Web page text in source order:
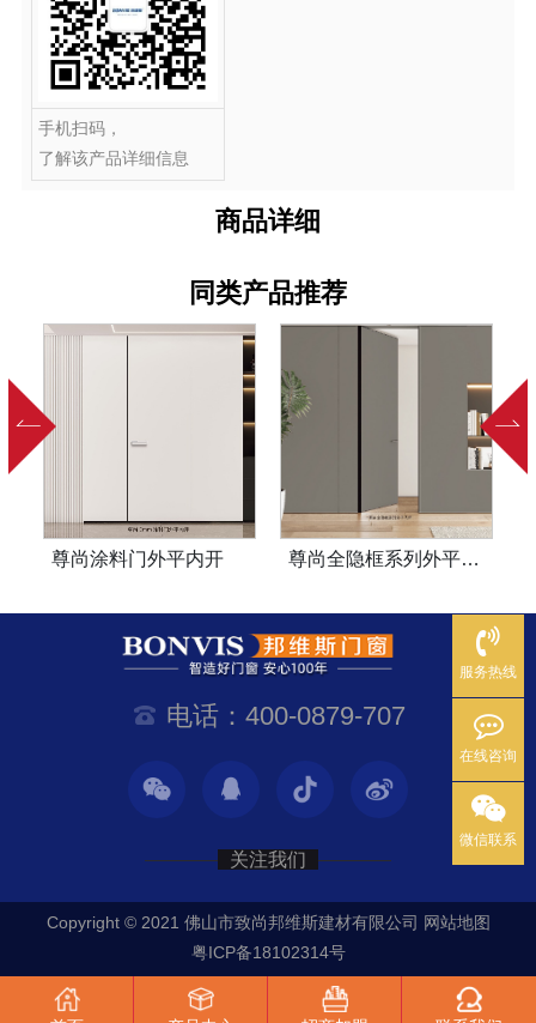
手机扫码，
了解该产品详细信息
商品详细
同类产品推荐
内开 尊尚全隐框系列外平内开 尊尚 35 系列外平内
电话：400-0879-707
关注我们
Copyright © 2021 佛山市致尚邦维斯建材有限公司 网站地图
粤ICP备18102314号
服务热线
在线咨询
微信联系